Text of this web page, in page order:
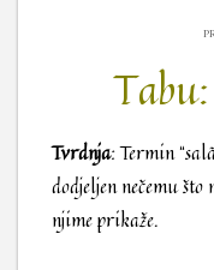
Tvrdnja: Termin
dodjeljen nečemu
njime prikaže.